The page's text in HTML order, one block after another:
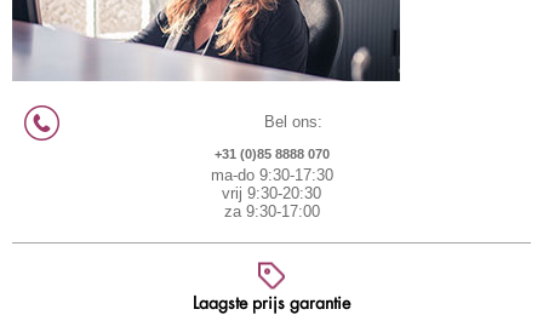
Bel ons:
+31 (0)85 8888 070
ma-do 9:30-17:30
vrij 9:30-20:30
za 9:30-17:00
Laagste prijs garantie